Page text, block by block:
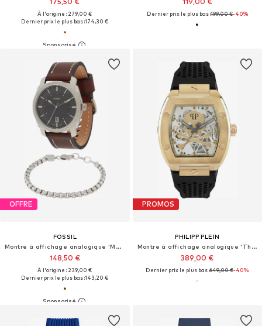
À l'origine : 279,00 €
Dernier prix le plus bas :174,30 €
Dernier prix le plus bas :199,00 €-40%
OFFRE
FOSSIL
Montre à affichage analogique 'MACHINE'
148,50 €
À l'origine : 239,00 €
Dernier prix le plus bas :143,20 €
PROMOS
PHILIPP PLEIN
Montre à affichage analogique 'The $keleton'
389,00 €
Dernier prix le plus bas :649,00 €-40%